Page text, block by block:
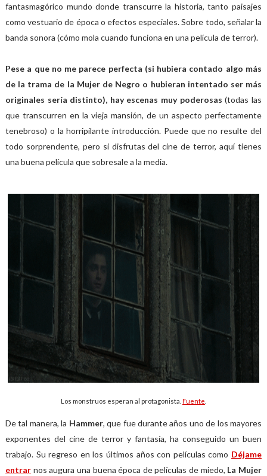
fantasmagórico mundo donde transcurre la historia, tanto paisajes
como vestuario de época o efectos especiales. Sobre todo, señalar la
banda sonora (cómo mola cuando funciona en una película de terror).
Pese a que no me parece perfecta (si hubiera contado algo más
de la trama de la Mujer de Negro o hubieran intentado ser más
originales sería distinto), hay escenas muy poderosas(todas las
que transcurren en la vieja mansión, de un aspecto perfectamente
tenebroso) o la horripilante introducción. Puede que no resulte del
todo sorprendente, pero si disfrutas del cine de terror, aquí tienes
una buena película que sobresale a la media.
Los monstruos esperan al protagonista. Fuente
De tal manera, la Hammer, que fue durante años uno de los mayores
exponentes del cine de terror y fantasía, ha conseguido un buen
trabajo. Su regreso en los últimos años con películas como Déjame
entrarnos augura una buena época de películas de miedo, La Mujer